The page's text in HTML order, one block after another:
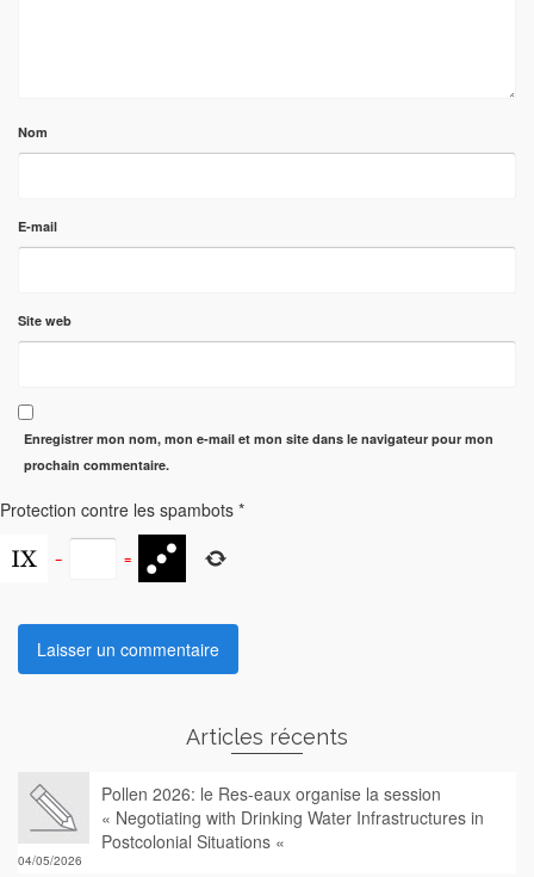
Nom
E-mail
Site web
Enregistrer mon nom, mon e-mail et mon site dans le navigateur pour mon
prochain commentaire.
Protection contre les spambots *
− =
Articles récents
Pollen 2026: le Res-eaux organise la session
« Negotiating with Drinking Water Infrastructures in
Postcolonial Situations «
04/05/2026